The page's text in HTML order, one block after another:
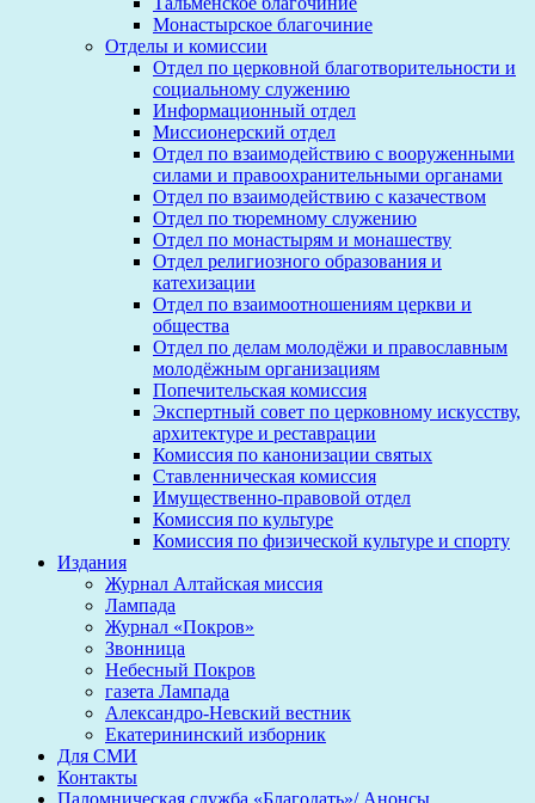
Монастырское благочиние
Отделы и комиссии
Отдел по церковной благотворительности и
социальному служению
Информационный отдел
Миссионерский отдел
Отдел по взаимодействию с вооруженными
силами и правоохранительными органами
Отдел по взаимодействию с казачеством
Отдел по тюремному служению
Отдел по монастырям и монашеству
Отдел религиозного образования и
катехизации
Отдел по взаимоотношениям церкви и
общества
Отдел по делам молодёжи и православным
молодёжным организациям
Попечительская комиссия
Экспертный совет по церковному искусству,
архитектуре и реставрации
Комиссия по канонизации святых
Ставленническая комиссия
Имущественно-правовой отдел
Комиссия по культуре
Комиссия по физической культуре и спорту
Издания
Журнал Алтайская миссия
Лампада
Журнал «Покров»
Звонница
Небесный Покров
газета Лампада
Александро-Невский вестник
Екатерининский изборник
Для СМИ
Контакты
Паломническая служба «Благодать»/ Анонсы